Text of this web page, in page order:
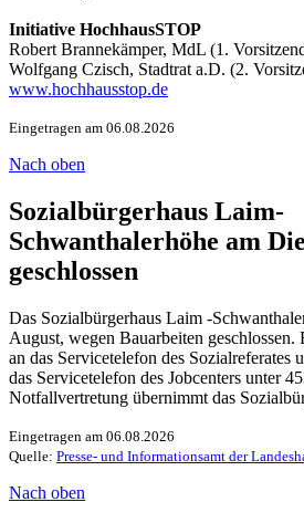
Initiative HochhausSTOP
Robert Brannekämper, MdL (1.
Wolfgang Czisch, Stadtrat a.D. (2.
www.hochhausstop.de
Eingetragen am 06.08.2026
Nach oben
Sozialbürgerhaus Laim-
Schwanthalerhöhe am
geschlossen
Das Sozialbürgerhaus Laim -
August, wegen Bauarbeiten
an das Servicetelefon des Sozialreferates
das Servicetelefon des Jobcenters unter
Notfallvertretung übernimmt das
Eingetragen am 06.08.2026
Quelle: Presse- und Informationsamt der
Nach oben